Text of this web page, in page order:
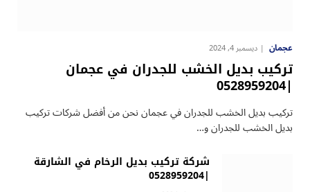
عجمان ديسمبر 4, 2024
تركيب بديل الخشب للجدران في عجمان
|0528959204
تركيب بديل الخشب للجدران في عجمان نحن من أفضل شركات تركيب
بديل الخشب للجدران و…
شركة تركيب بديل الرخام في الشارقة
|0528959204